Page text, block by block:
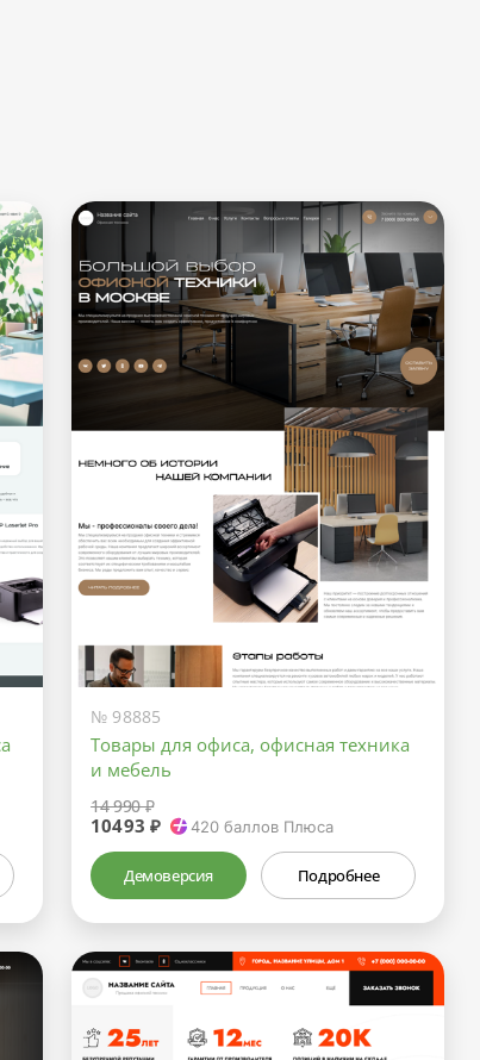
№ 98885
Товары для офиса, офисная техника
и мебель
14 990 ₽
10493 ₽ 420 баллов Плюса
Демоверсия Подробнее